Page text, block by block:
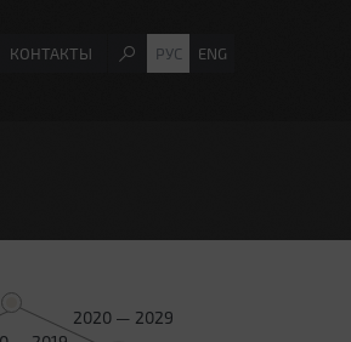
КОНТАКТЫ РУС ENG
2020 — 2029